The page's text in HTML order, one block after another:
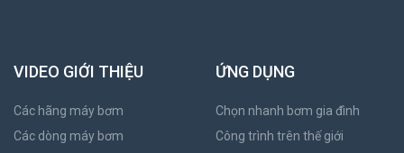
VIDEO GIỚI THIỆU
Các hãng máy bơm
Các dòng máy bơm
ỨNG DỤNG
Chọn nhanh bơm gia đình
Công trình trên thế giới